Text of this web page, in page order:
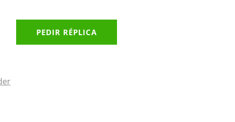
PEDIR RÉPLICA